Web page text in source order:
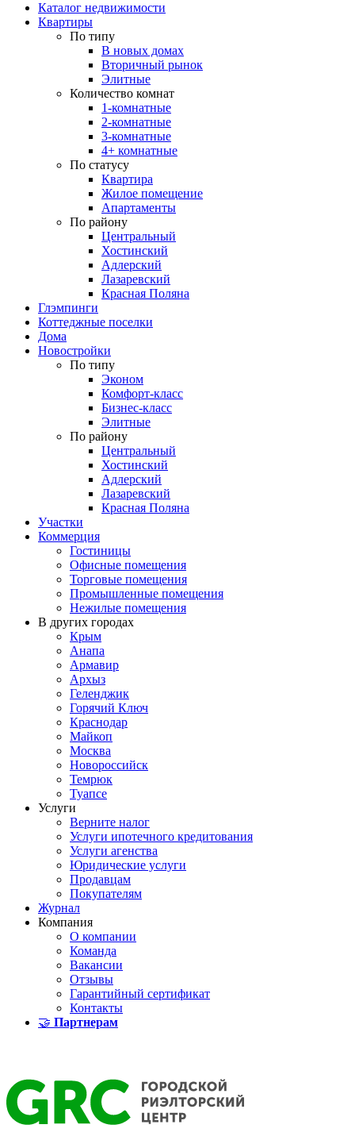
Каталог недвижимости
Квартиры
По типу
В новых домах
Вторичный рынок
Элитные
Количество комнат
1-комнатные
2-комнатные
3-комнатные
4+ комнатные
По статусу
Квартира
Жилое помещение
Апартаменты
По району
Центральный
Хостинский
Адлерский
Лазаревский
Красная Поляна
Глэмпинги
Коттеджные поселки
Дома
Новостройки
По типу
Эконом
Комфорт-класс
Бизнес-класс
Элитные
По району
Центральный
Хостинский
Адлерский
Лазаревский
Красная Поляна
Участки
Коммерция
Гостиницы
Офисные помещения
Торговые помещения
Промышленные помещения
Нежилые помещения
В других городах
Крым
Анапа
Армавир
Архыз
Геленджик
Горячий Ключ
Краснодар
Майкоп
Москва
Новороссийск
Темрюк
Туапсе
Услуги
Верните налог
Услуги ипотечного кредитования
Услуги агенства
Юридические услуги
Продавцам
Покупателям
Журнал
Компания
О компании
Команда
Вакансии
Отзывы
Гарантийный сертификат
Контакты
🤝 Партнерам